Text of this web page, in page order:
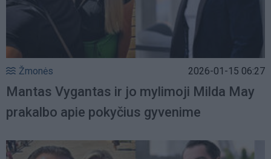
Žmonės 2026-01-15 06:27
Mantas Vygantas ir jo mylimoji Milda May
prakalbo apie pokyčius gyvenime